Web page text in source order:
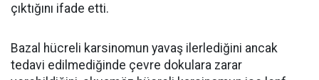
çıktığını ifade etti.
Bazal hücreli karsinomun yavaş ilerlediğini ancak
tedavi edilmediğinde çevre dokulara zarar